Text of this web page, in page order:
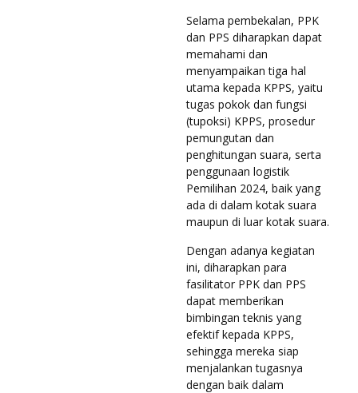
Selama pembekalan, PPK
dan PPS diharapkan dapat
memahami dan
menyampaikan tiga hal
utama kepada KPPS, yaitu
tugas pokok dan fungsi
(tupoksi) KPPS, prosedur
pemungutan dan
penghitungan suara, serta
penggunaan logistik
Pemilihan 2024, baik yang
ada di dalam kotak suara
maupun di luar kotak suara.
Dengan adanya kegiatan
ini, diharapkan para
fasilitator PPK dan PPS
dapat memberikan
bimbingan teknis yang
efektif kepada KPPS,
sehingga mereka siap
menjalankan tugasnya
dengan baik dalam